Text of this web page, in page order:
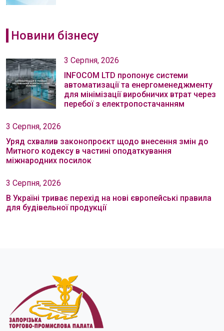
Новини бізнесу
3 Серпня, 2026
INFOCOM LTD пропонує системи
автоматизації та енергоменеджменту
для мінімізації виробничих втрат через
перебої з електропостачанням
3 Серпня, 2026
Уряд схвалив законопроєкт щодо внесення змін до
Митного кодексу в частині оподаткування
міжнародних посилок
3 Серпня, 2026
В Україні триває перехід на нові європейські правила
для будівельної продукції